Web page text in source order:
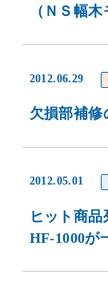
（ＮＳ幅木
2012.06.29
欠損部補修
2012.05.01
ヒット商
HF-1000が